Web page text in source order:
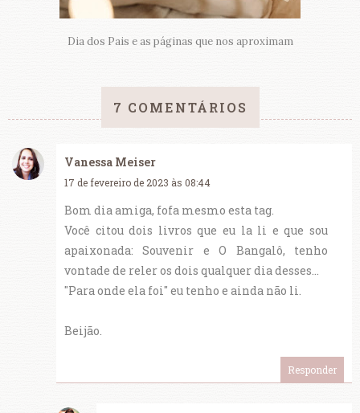
Dia dos Pais e as páginas que nos aproximam
7 COMENTÁRIOS
Vanessa Meiser
17 de fevereiro de 2023 às 08:44
Bom dia amiga, fofa mesmo esta tag.
Você citou dois livros que eu la li e que sou
apaixonada: Souvenir e O Bangalô, tenho
vontade de reler os dois qualquer dia desses...
"Para onde ela foi" eu tenho e ainda não li.
Beijão.
Responder